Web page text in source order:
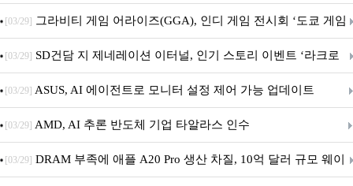
내 정식 출시
[03/29] 그라비티 게임 어라이즈(GGA), 인디 게임 전시회 ‘도쿄 게임
던전 13’ 참가!
[03/29] SD건담 지 제네레이션 이터널, 인기 스토리 이벤트 ‘라크로
아의 용사’ 재개최 및 풍성한 기념 이벤트 실시!
[03/29] ASUS, AI 에이전트로 모니터 설정 제어 가능 업데이트
[03/29] AMD, AI 추론 반도체 기업 타알라스 인수
[03/29] DRAM 부족에 애플 A20 Pro 생산 차질, 10억 달러 규모 웨이